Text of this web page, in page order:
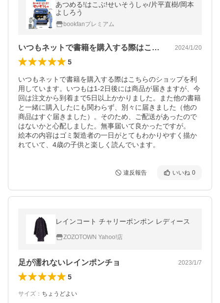
あつめる!はこぶ!せいそうしゃ/片平直樹/岡本
よしろう
bookfanプレミアム
いつもネットで書籍を購入する際はこちら… 2024/1/20
5
いつもネットで書籍を購入する際はこちらのショップを利
用しています。いつもは1-2日後には商品が届きますが、今
回は注文から到着まで5日以上かかりました。また他の書籍
と一緒に購入したにも関わらず、別々に届きました（他の
商品はすぐ届きました）。そのため、ご配送があったので
はないかと心配しました。無事届いて良かったですが。
絵本の内容はゴミ製造者の一日がとてもわかりやすく描か
れていて、4歳の子供と楽しく読んでいます。
違反報告 いいね 0
レインコート チャリーポンポン レディース
ZOZOTOWN Yahoo!店
足が濡れないレインポンチョ 2023/1/7
5
サイズ ： ちょうどよい